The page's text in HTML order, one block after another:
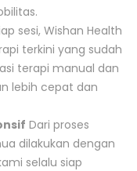
sesi, Wishan Health
terkini yang sudah
terapi manual dan
lebih cepat dan
Dari proses
dilakukan dengan
selalu siap